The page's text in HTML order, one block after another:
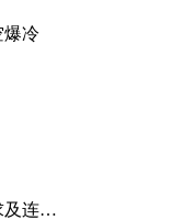
爆冷
连接